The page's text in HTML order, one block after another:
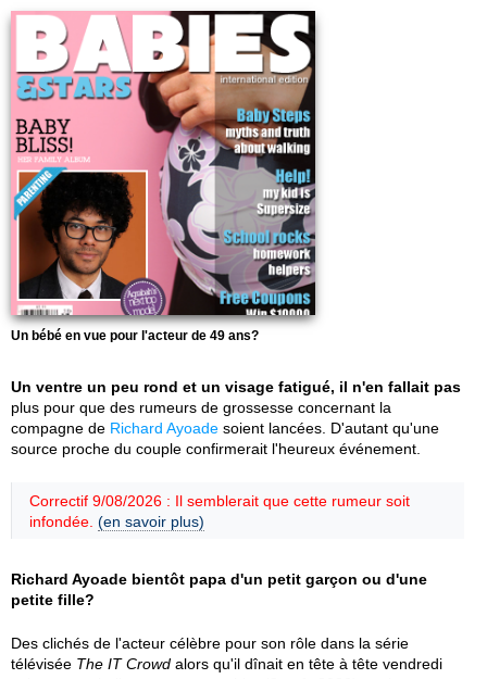
Un bébé en vue pour l'acteur de 49 ans?
Un ventre un peu rond et un visage fatigué, il n'en fallait pas
plus pour que des rumeurs de grossesse concernant la
compagne de Richard Ayoade soient lancées. D'autant qu'une
source proche du couple confirmerait l'heureux événement.
Correctif 9/08/2026 : Il semblerait que cette rumeur soit
infondée. (en savoir plus)
Richard Ayoade bientôt papa d'un petit garçon ou d'une
petite fille?
Des clichés de l'acteur célèbre pour son rôle dans la série
télévisée The IT Crowd alors qu'il dînait en tête à tête vendredi